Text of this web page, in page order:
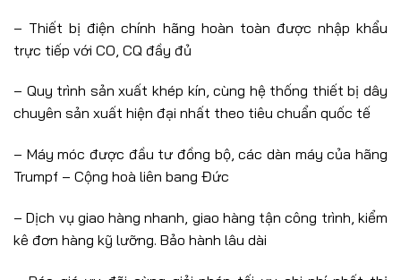
– Thiết bị điện chính hãng hoàn toàn được nhập khẩu
trực tiếp với CO, CQ đầy đủ
– Quy trình sản xuất khép kín, cùng hệ thống thiết bị dây
chuyên sản xuất hiện đại nhất theo tiêu chuẩn quốc tế
– Máy móc được đầu tư đồng bộ, các dàn máy của hãng
Trumpf – Cộng hoà liên bang Đức
– Dịch vụ giao hàng nhanh, giao hàng tận công trình, kiểm
kê đơn hàng kỹ lưỡng. Bảo hành lâu dài